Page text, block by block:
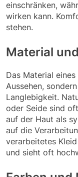
einschränken,
wirken kann.
stehen.
Material
Das Material
Aussehen,
Langlebigkeit.
oder Seide sind
auf der Haut als
auf die
verarbeitetes
und sieht oft